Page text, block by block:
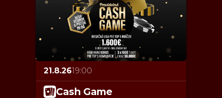
21.8.2619:00
Cash Game